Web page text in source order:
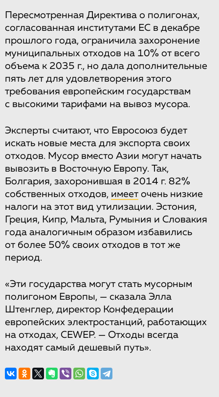
Пересмотренная Директива о полигонах,
согласованная институтами ЕС в декабре
прошлого года, ограничила захоронение
муниципальных отходов на 10% от всего
объема к 2035 г., но дала дополнительные
пять лет для удовлетворения этого
требования европейским государствам
с высокими тарифами на вывоз мусора.
Эксперты считают, что Евросоюз будет
искать новые места для экспорта своих
отходов. Мусор вместо Азии могут начать
вывозить в Восточную Европу. Так,
Болгария, захоронившая в 2014 г. 82%
собственных отходов, имеет очень низкие
налоги на этот вид утилизации. Эстония,
Греция, Кипр, Мальта, Румыния и Словакия
года аналогичным образом избавились
от более 50% своих отходов в тот же
период.
«Эти государства могут стать мусорным
полигоном Европы, — сказала Элла
Штенглер, директор Конфедерации
европейских электростанций, работающих
на отходах, CEWEP. — Отходы всегда
находят самый дешевый путь».